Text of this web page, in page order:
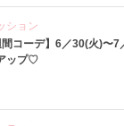
ション
間コーデ】6／30(火)〜
ップ♡